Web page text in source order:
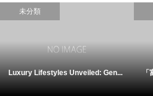
未分類
Luxury Lifestyles Unveiled: Gen...